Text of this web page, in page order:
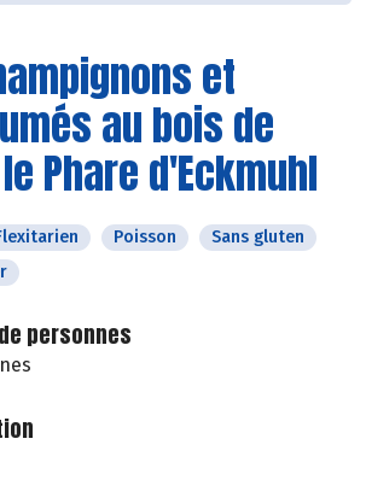
et
au bois de
Phare d'Eckmuhl
Poisson
Sans gluten
personnes